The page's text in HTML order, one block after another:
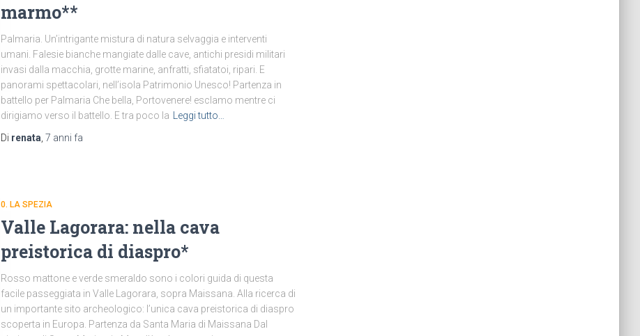
marmo**
Palmaria. Un’intrigante mistura di natura selvaggia e interventi
umani. Falesie bianche mangiate dalle cave, antichi presidi militari
invasi dalla macchia, grotte marine, anfratti, sfiatatoi, ripari. E
panorami spettacolari, nell’isola Patrimonio Unesco! Partenza in
battello per Palmaria Che bella, Portovenere! esclamo mentre ci
dirigiamo verso il battello. E tra poco la
Leggi tutto…
Di renata 7 anni fa
0. LA SPEZIA
Valle Lagorara: nella cava
preistorica di diaspro*
Rosso mattone e verde smeraldo sono i colori guida di questa
facile passeggiata in Valle Lagorara, sopra Maissana. Alla ricerca di
un importante sito archeologico: l’unica cava preistorica di diaspro
scoperta in Europa. Partenza da Santa Maria di Maissana Dal